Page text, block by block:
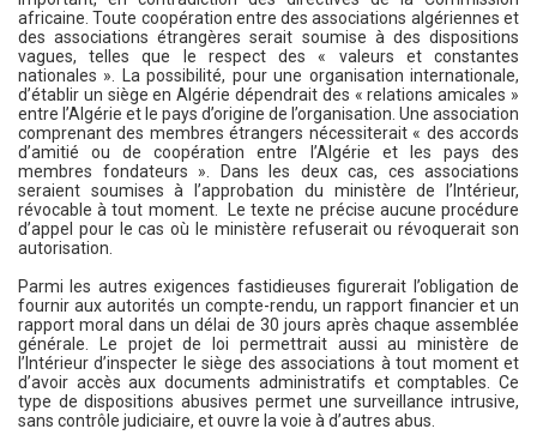
africaine. Toute coopération entre des associations algériennes et
des associations étrangères serait soumise à des dispositions
vagues, telles que le respect des « valeurs et constantes
nationales ». La possibilité, pour une organisation internationale,
d’établir un siège en Algérie dépendrait des « relations amicales »
entre l’Algérie et le pays d’origine de l’organisation. Une association
comprenant des membres étrangers nécessiterait « des accords
d’amitié ou de coopération entre l’Algérie et les pays des
membres fondateurs ». Dans les deux cas, ces associations
seraient soumises à l’approbation du ministère de l’Intérieur,
révocable à tout moment. Le texte ne précise aucune procédure
d’appel pour le cas où le ministère refuserait ou révoquerait son
autorisation.
Parmi les autres exigences fastidieuses figurerait l’obligation de
fournir aux autorités un compte-rendu, un rapport financier et un
rapport moral dans un délai de 30 jours après chaque assemblée
générale. Le projet de loi permettrait aussi au ministère de
l’Intérieur d’inspecter le siège des associations à tout moment et
d’avoir accès aux documents administratifs et comptables. Ce
type de dispositions abusives permet une surveillance intrusive,
sans contrôle judiciaire, et ouvre la voie à d’autres abus.